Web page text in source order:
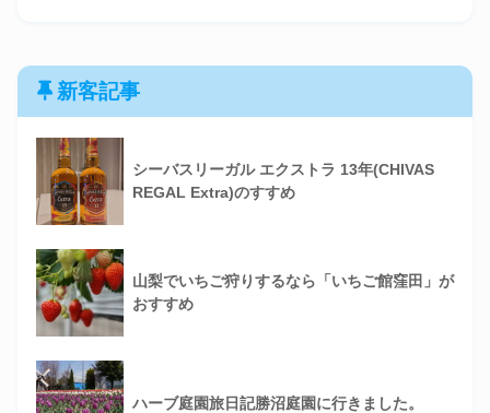
新客記事
シーバスリーガル エクストラ 13年(CHIVAS
REGAL Extra)のすすめ
山梨でいちご狩りするなら「いちご館窪田」が
おすすめ
ハーブ庭園旅日記勝沼庭園に行きました。